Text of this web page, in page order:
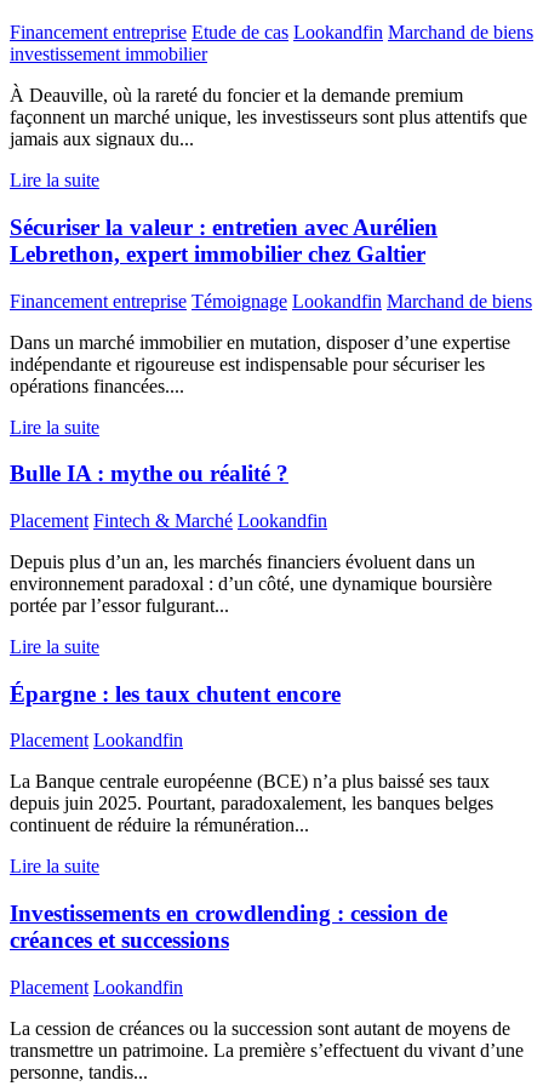
Financement entreprise Etude de cas Lookandfin Marchand de biens
investissement immobilier
À Deauville, où la rareté du foncier et la demande premium
façonnent un marché unique, les investisseurs sont plus attentifs que
jamais aux signaux du...
Lire la suite
Sécuriser la valeur : entretien avec Aurélien
Lebrethon, expert immobilier chez Galtier
Financement entreprise Témoignage Lookandfin Marchand de biens
Dans un marché immobilier en mutation, disposer d’une expertise
indépendante et rigoureuse est indispensable pour sécuriser les
opérations financées....
Lire la suite
Bulle IA : mythe ou réalité ?
Placement Fintech & Marché Lookandfin
Depuis plus d’un an, les marchés financiers évoluent dans un
environnement paradoxal : d’un côté, une dynamique boursière
portée par l’essor fulgurant...
Lire la suite
Épargne : les taux chutent encore
Placement Lookandfin
La Banque centrale européenne (BCE) n’a plus baissé ses taux
depuis juin 2025. Pourtant, paradoxalement, les banques belges
continuent de réduire la rémunération...
Lire la suite
Investissements en crowdlending : cession de
créances et successions
Placement Lookandfin
La cession de créances ou la succession sont autant de moyens de
transmettre un patrimoine. La première s’effectuent du vivant d’une
personne, tandis...